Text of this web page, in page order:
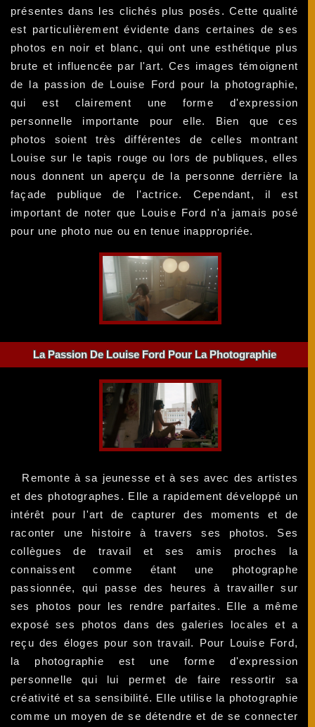
présentes dans les clichés plus posés. Cette qualité
est particulièrement évidente dans certaines de ses
photos en noir et blanc, qui ont une esthétique plus
brute et influencée par l'art. Ces images témoignent
de la passion de Louise Ford pour la photographie,
qui est clairement une forme d'expression
personnelle importante pour elle. Bien que ces
photos soient très différentes de celles montrant
Louise sur le tapis rouge ou lors de publiques, elles
nous donnent un aperçu de la personne derrière la
façade publique de l'actrice. Cependant, il est
important de noter que Louise Ford n'a jamais posé
pour une photo nue ou en tenue inappropriée.
La Passion De Louise Ford Pour La Photographie
Remonte à sa jeunesse et à ses avec des artistes
et des photographes. Elle a rapidement développé un
intérêt pour l'art de capturer des moments et de
raconter une histoire à travers ses photos. Ses
collègues de travail et ses amis proches la
connaissent comme étant une photographe
passionnée, qui passe des heures à travailler sur
ses photos pour les rendre parfaites. Elle a même
exposé ses photos dans des galeries locales et a
reçu des éloges pour son travail. Pour Louise Ford,
la photographie est une forme d'expression
personnelle qui lui permet de faire ressortir sa
créativité et sa sensibilité. Elle utilise la photographie
comme un moyen de se détendre et de se connecter